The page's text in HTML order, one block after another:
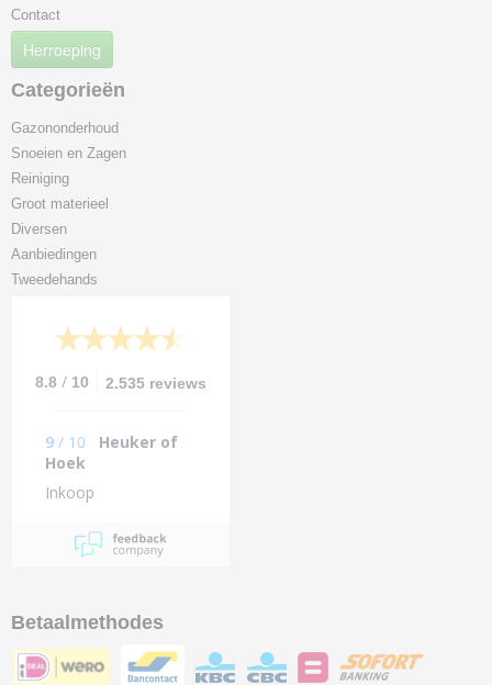
Contact
Herroeping
Categorieën
Gazononderhoud
Snoeien en Zagen
Reiniging
Groot materieel
Diversen
Aanbiedingen
Tweedehands
8.8 / 10 2.535 reviews
9 / 10
Heuker of
Hoek
Inkoop
Betaalmethodes